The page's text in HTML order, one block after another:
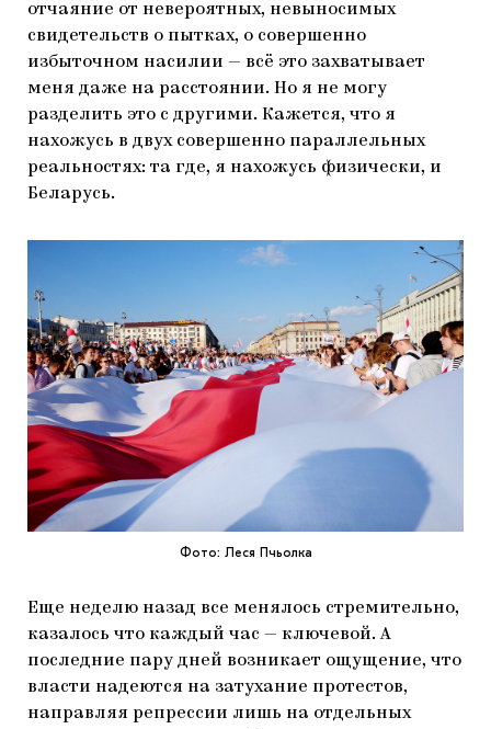
отчаяние от невероятных, невыносимых
свидетельств о пытках, о совершенно
избыточном насилии — всё это захватывает
меня даже на расстоянии. Но я не могу
разделить это с другими. Кажется, что я
нахожусь в двух совершенно параллельных
реальностях: та где, я нахожусь физически, и
Беларусь.
Фото: Леся Пчьолка
Еще неделю назад все менялось стремительно,
казалось что каждый час — ключевой. А
последние пару дней возникает ощущение, что
власти надеются на затухание протестов,
направляя репрессии лишь на отдельных